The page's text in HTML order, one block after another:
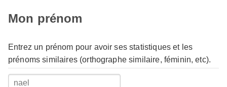
Mon prénom
Entrez un prénom pour avoir ses statistiques et les
prénoms similaires (orthographe similaire, féminin, etc).